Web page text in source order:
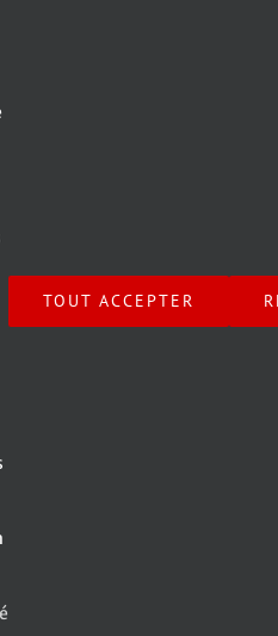
!
Caplette | All Rights
by
TOUT ACCEPTER